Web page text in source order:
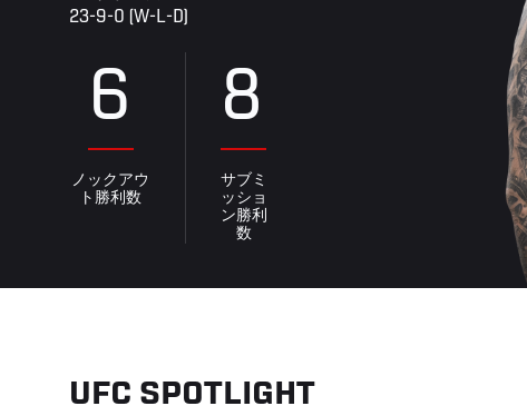
23-9-0 (W-L-D)
6
ノックアウ
ト勝利数
8
サブミ
ッショ
ン勝利
数
UFC SPOTLIGHT